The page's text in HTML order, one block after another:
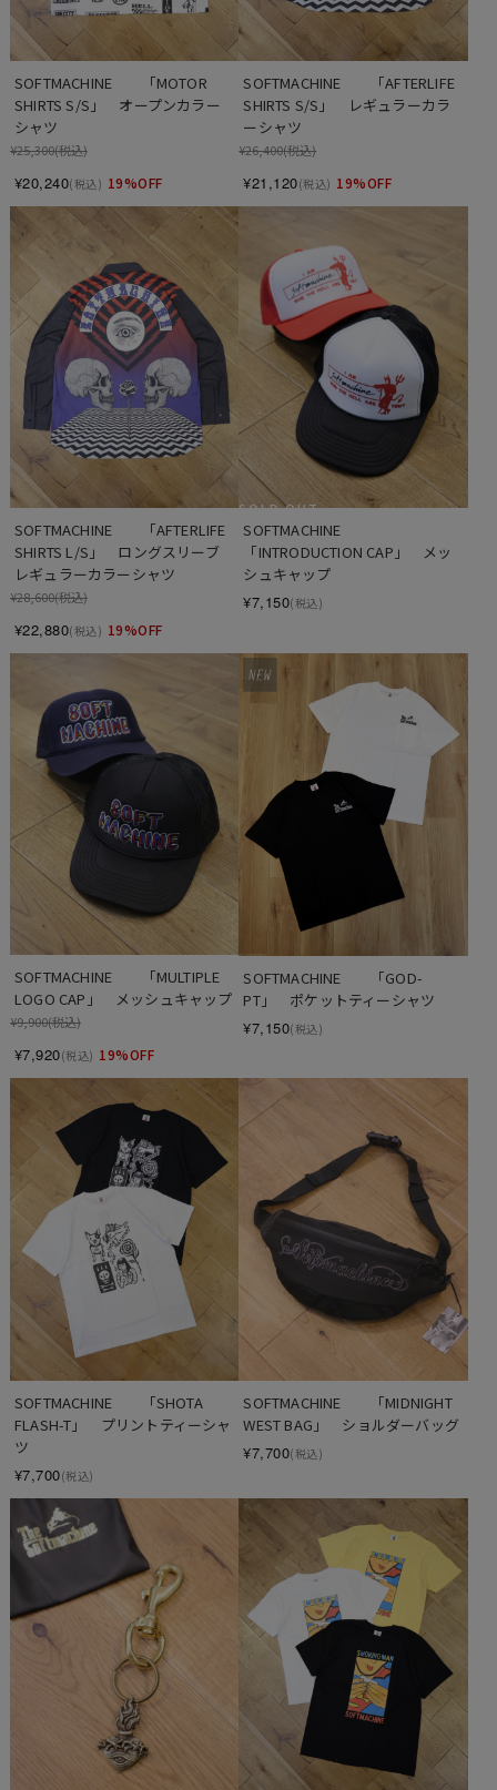
SOFTMACHINE　　「MOTOR
SHIRTS S/S」　オープンカラー
シャツ
¥25,300(税込)
¥20,240(税込) 19%OFF
SOFTMACHINE　　「AFTERLIFE
SHIRTS S/S」　レギュラーカラ
ーシャツ
¥26,400(税込)
¥21,120(税込) 19%OFF
SOFTMACHINE　　「AFTERLIFE
SHIRTS L/S」　ロングスリーブ
レギュラーカラーシャツ
¥28,600(税込)
¥22,880(税込) 19%OFF
SOLD OUT
SOFTMACHINE
「INTRODUCTION CAP」　メッ
シュキャップ
¥7,150(税込)
SOFTMACHINE　　「MULTIPLE
LOGO CAP」　メッシュキャップ
¥9,900(税込)
¥7,920(税込) 19%OFF
SOFTMACHINE　　「GOD-
PT」　ポケットティーシャツ
¥7,150(税込)
SOFTMACHINE　　「SHOTA
FLASH-T」　プリントティーシャ
ツ
¥7,700(税込)
SOFTMACHINE　　「MIDNIGHT
WEST BAG」　ショルダーバッグ
¥7,700(税込)